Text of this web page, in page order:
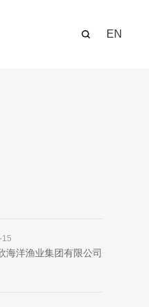
EN
15
海洋渔业集团有限公司